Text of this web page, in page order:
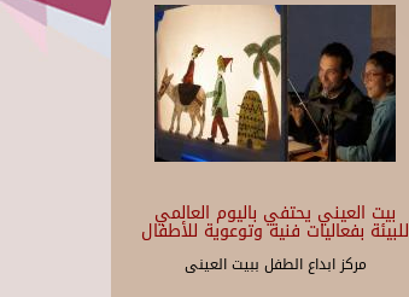
بيت العيني يحتفي باليوم العالمي
للبيئة بفعاليات فنية وتوعوية للأطفال
مركز ابداع الطفل ببيت العينى